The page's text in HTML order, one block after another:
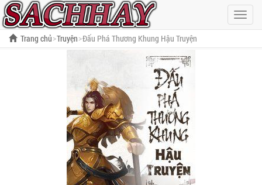
Hiện
menu
Trang chủ Truyện Đấu Phá Thương Khung Hậu Truyện